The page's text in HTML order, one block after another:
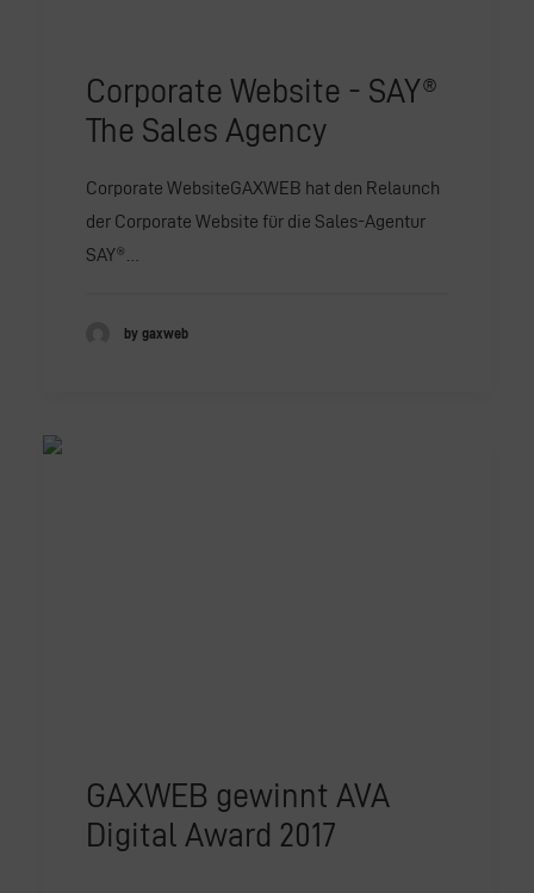
Corporate Website - SAY®
The Sales Agency
Corporate WebsiteGAXWEB hat den Relaunch
der Corporate Website für die Sales-Agentur
SAY®…
by gaxweb
GAXWEB gewinnt AVA
Digital Award 2017